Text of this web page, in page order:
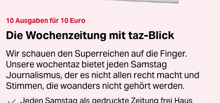
10 Ausgaben für 10 Euro
Die Wochenzeitung mit taz-Blick
Wir schauen den Superreichen auf die Finger.
Unsere wochentaz bietet jeden Samstag
Journalismus, der es nicht allen recht macht und
Stimmen, die woanders nicht gehört werden.
Jeden Samstag als gedruckte Zeitung frei Haus